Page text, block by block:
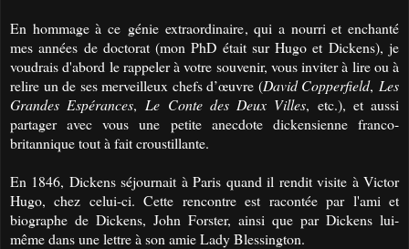
En hommage à ce génie extraordinaire, qui a nourri et enchanté
mes années de doctorat (mon PhD était sur Hugo et Dickens), je
voudrais d'abord le rappeler à votre souvenir, vous inviter à lire ou à
relire un de ses merveilleux chefs d’œuvre (David Copperfield, Les
Grandes Espérances, Le Conte des Deux Villes, etc.), et aussi
partager avec vous une petite anecdote dickensienne franco-
britannique tout à fait croustillante.
En 1846, Dickens séjournait à Paris quand il rendit visite à Victor
Hugo, chez celui-ci. Cette rencontre est racontée par l'ami et
biographe de Dickens, John Forster, ainsi que par Dickens lui-
même dans une lettre à son amie Lady Blessington.